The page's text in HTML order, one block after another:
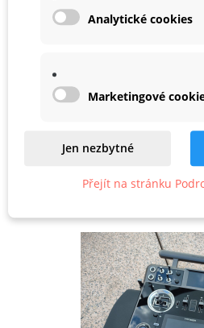
FrSky Tandem XE
ADD
Analytické cookies
Marketingové
Jen nezbytné
Přejít na stránku